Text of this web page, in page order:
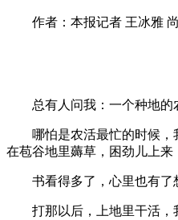
作者：本报记者 王冰雅
总有人问我：一个种地的农
哪怕是农活最忙的时候，我
在苞谷地里薅草，困劲儿上来
书看得多了，心里也有了
打那以后，上地里干活，我